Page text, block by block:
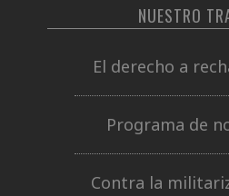
NUESTRO
El derecho a
Programa de
Contra la